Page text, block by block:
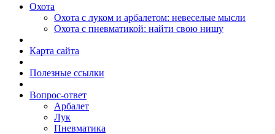
Охота
Охота с луком и арбалетом: невеселые мысли
Охота с пневматикой: найти свою нишу
Карта сайта
Полезные ссылки
Вопрос-ответ
Арбалет
Лук
Пневматика